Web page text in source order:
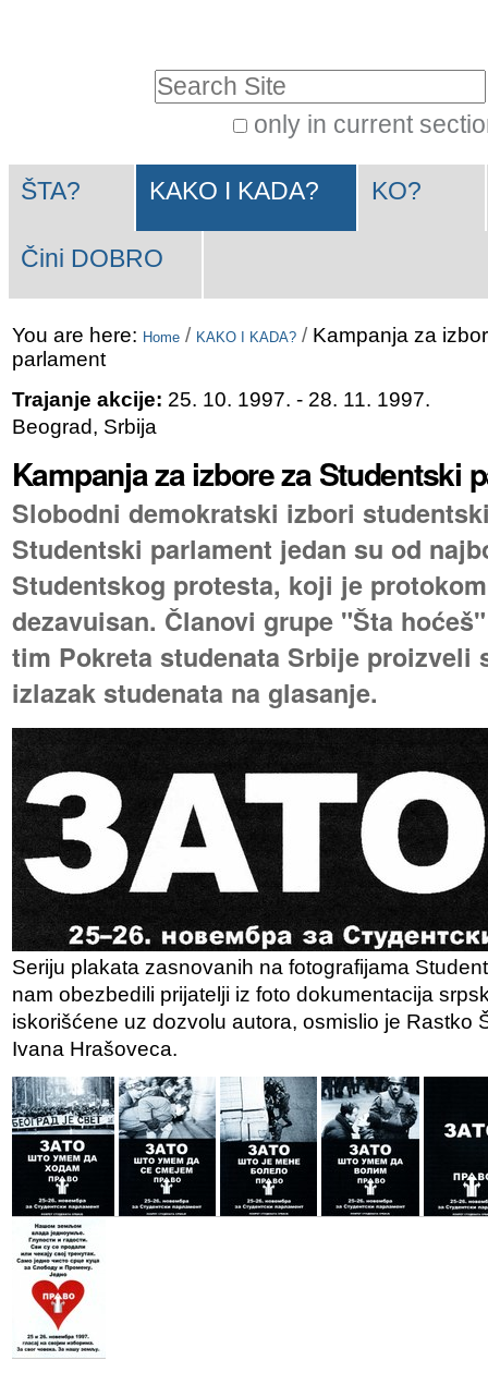
Skip
to
navigation
only in current
Search…
Navigation
ŠTA? KAKO I KADA? KO?
Čini DOBRO
You are here: Home / KAKO I KADA? / Kampanja za
parlament
Trajanje akcije: 25. 10. 1997. - 28. 11. 1997.
Beograd, Srbija
Kampanja za izbore za Studentski
Slobodni demokratski izbori
Studentski parlament jedan su od
Studentskog protesta, koji je
dezavuisan. Članovi grupe "Šta
tim Pokreta studenata Srbije proizveli
izlazak studenata na glasanje.
Seriju plakata zasnovanih na fotografijama
nam obezbedili prijatelji iz foto dokumentacija
iskorišćene uz dozvolu autora, osmislio je Rastko
Ivana Hrašoveca.